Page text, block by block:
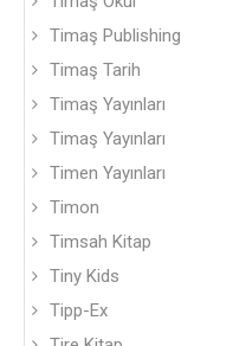
Timaş Publishing
Timaş Tarih
Timaş Yayınları
Timaş Yayınları
Timen Yayınları
Timon
Timsah Kitap
Tiny Kids
Tipp-Ex